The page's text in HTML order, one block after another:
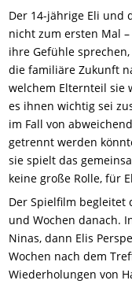
Der 14-jährige Eli und
nicht zum ersten Mal
ihre Gefühle
die familiäre Zukunft
welchem Elternteil sie
es ihnen wichtig sei
im Fall von
getrennt werden
sie spielt das
keine große Rolle, für
Der Spielfilm begleitet
und Wochen danach.
Ninas, dann Elis
Wochen nach dem
Wiederholungen von